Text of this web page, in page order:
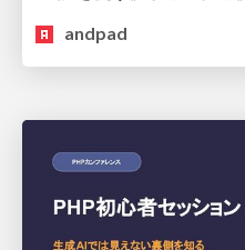
andpad